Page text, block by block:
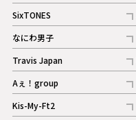
記事
ギャラリー
SixTONES
記事
ギャラリー
なにわ男子
記事
Travis Japan
記事
Aぇ！group
記事
Kis-My-Ft2